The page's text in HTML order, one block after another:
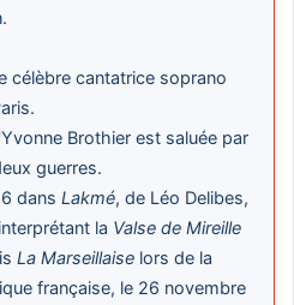
célèbre cantatrice soprano
Brothier est saluée par
guerres.
dans Lakmé, de Léo Delibes,
la Valse de Mireille
La Marseillaise lors de la
française, le 26 novembre